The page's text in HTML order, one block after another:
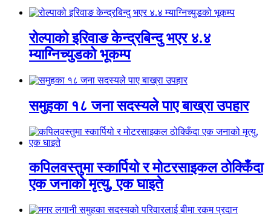
रोल्पाको इरिवाङ केन्द्रबिन्दु भएर ४.४
म्याग्निच्युडको भूकम्प
समुहका १८ जना सदस्यले पाए बाख्रा उपहार
कपिलवस्तुमा स्कार्पियो र मोटरसाइकल ठोक्किँदा
एक जनाको मृत्यु, एक घाइते